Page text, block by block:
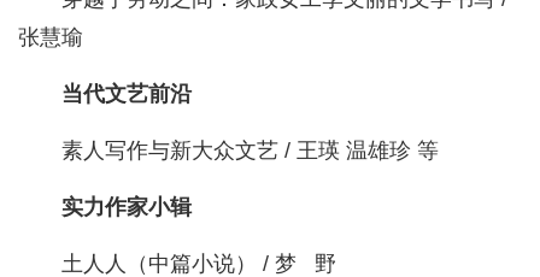
张慧瑜
当代文艺前沿
素人写作与新大众文艺 / 王瑛 温雄珍 等
实力作家小辑
土人人（中篇小说） / 梦 野